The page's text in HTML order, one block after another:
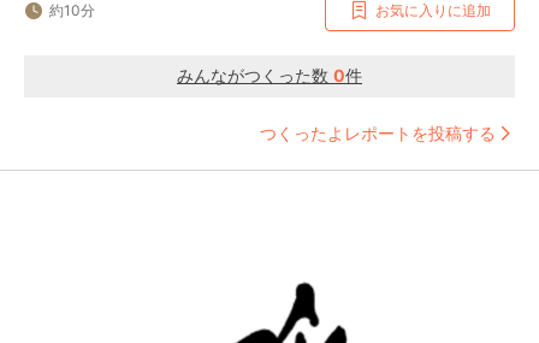
約10分 お気に入りに追加
みんながつくった数 0件
つくったよレポートを投稿する